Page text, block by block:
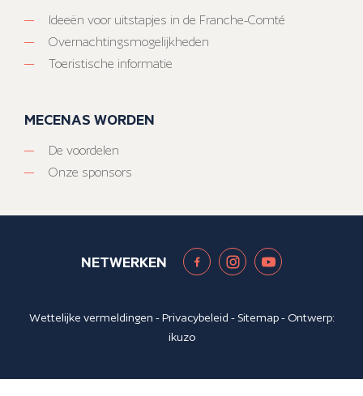
Ideeën voor uitstapjes in de Franche-Comté
Overnachtingsmogelijkheden
Toeristische informatie
MECENAS WORDEN
De voordelen
Onze sponsors
NETWERKEN
Wettelijke vermeldingen -Privacybeleid - Sitemap- Ontwerp:
ikuzo